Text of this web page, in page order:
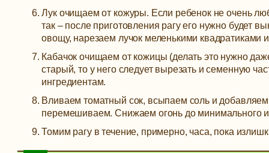
Лук очищаем от кожуры. Если ребенок не очень
так – после приготовления рагу его нужно будет
овощу, нарезаем лучок меленькими квадратиками
Кабачок очищаем от кожицы (делать это нужно
старый, то у него следует вырезать и семенную
ингредиентам.
Вливаем томатный сок, всыпаем соль и
перемешиваем. Снижаем огонь до минимального
Томим рагу в течение, примерно, часа, пока